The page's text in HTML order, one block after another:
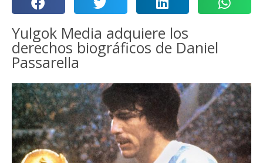
Yulgok Media adquiere los
derechos biográficos de Daniel
Passarella